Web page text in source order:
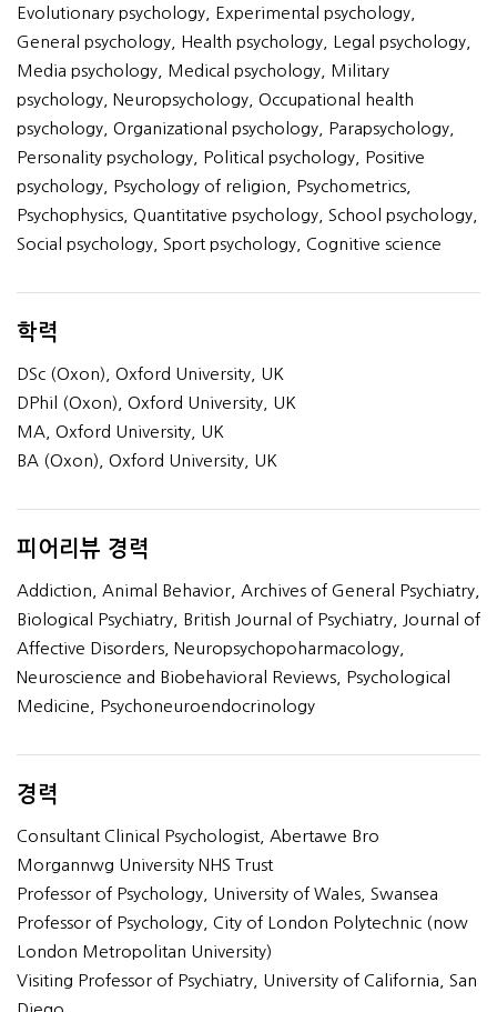
Evolutionary psychology, Experimental psychology,
General psychology, Health psychology, Legal psychology,
Media psychology, Medical psychology, Military
psychology, Neuropsychology, Occupational health
psychology, Organizational psychology, Parapsychology,
Personality psychology, Political psychology, Positive
psychology, Psychology of religion, Psychometrics,
Psychophysics, Quantitative psychology, School psychology,
Social psychology, Sport psychology, Cognitive science
학력
DSc (Oxon), Oxford University, UK
DPhil (Oxon), Oxford University, UK
MA, Oxford University, UK
BA (Oxon), Oxford University, UK
피어리뷰 경력
Addiction, Animal Behavior, Archives of General Psychiatry,
Biological Psychiatry, British Journal of Psychiatry, Journal of
Affective Disorders, Neuropsychopoharmacology,
Neuroscience and Biobehavioral Reviews, Psychological
Medicine, Psychoneuroendocrinology
경력
Consultant Clinical Psychologist, Abertawe Bro
Morgannwg University NHS Trust
Professor of Psychology, University of Wales, Swansea
Professor of Psychology, City of London Polytechnic (now
London Metropolitan University)
Visiting Professor of Psychiatry, University of California, San